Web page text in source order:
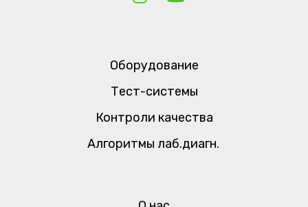
Оборудование
Тест-системы
Контроли качества
Алгоритмы лаб.диагн.